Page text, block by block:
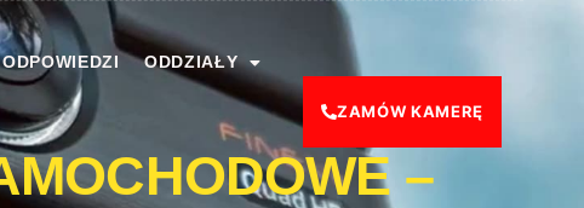
ODDZIAŁY
ZAMÓW KAMERĘ
–